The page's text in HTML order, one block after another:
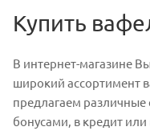
Купить
В интернет-магазине
широкий ассортимент
предлагаем
бонусами, в кредит или